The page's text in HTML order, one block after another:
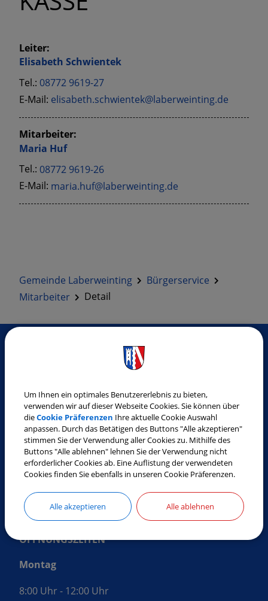
Gemeinde Laberweinting
Bürgerservice
Mitarbeiter
Detail
Leiter:
Elisabeth Schwientek
Tel.: 08772 9619-27
E-Mail: elisabeth.schwientek@laberweinting.de
Mitarbeiter:
Maria Huf
Tel.: 08772 9619-26
E-Mail: maria.huf@laberweinting.de
SO ERREICHEN SIE UNS
Gemeinde Laberweinting
Landshuter Straße 32
84082 Laberweinting
Tel.:08772 9619-0
Fax:08772 9619-30
E-Mail:gemeinde@laberweinting.de
Web:www.laberweinting.de
ÖFFNUNGSZEITEN
Montag
8:00 Uhr - 12:00 Uhr
Um Ihnen ein optimales Benutzererlebnis zu bieten,
verwenden wir auf dieser Webseite Cookies. Sie können über
dieCookie Präferenzen Ihre aktuelle Cookie Auswahl
anpassen. Durch das Betätigen des Buttons "Alle akzeptieren"
stimmen Sie der Verwendung aller Cookies zu. Mithilfe des
Buttons "Alle ablehnen" lehnen Sie der Verwendung nicht
erforderlicher Cookies ab. Eine Auflistung der verwendeten
Cookies finden Sie ebenfalls in unseren Cookie Präferenzen.
Alle akzeptieren Alle ablehnen